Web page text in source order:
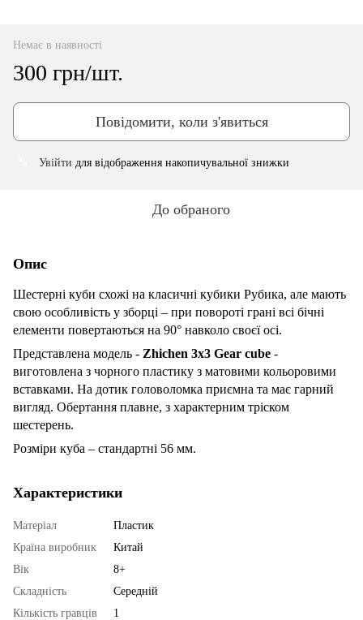
Немає в наявності
300 грн/шт.
Повідомити, коли з'явиться
Увійти для відображення накопичувальної знижки
До обраного
Опис
Шестерні куби схожі на класичні кубики Рубика, але мають
свою особливість у зборці – при повороті грані всі бічні
елементи повертаються на 90° навколо своєї осі.
Представлена ​​модель - Zhichen 3х3 Gear cube -
виготовлена ​​з чорного пластику з матовими кольоровими
вставками. На дотик головоломка приємна та має гарний
вигляд. Обертання плавне, з характерним тріском
шестерень.
Розміри куба – стандартні 56 мм.
Характеристики
Матеріал
Пластик
Країна виробник
Китай
Вік
8+
Складність
Середній
Кількість гравців
1